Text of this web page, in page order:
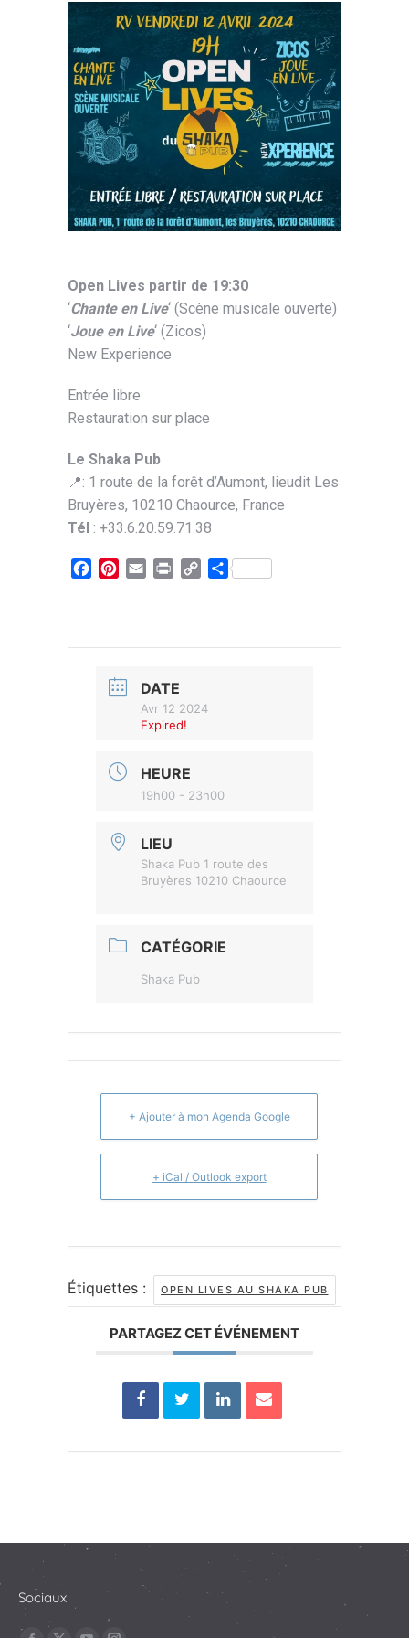
Open Lives partir de 19:30
‘Chante en Live‘ (Scène musicale ouverte)
‘Joue en Live‘ (Zicos)
New Experience
Entrée libre
Restauration sur place
Le Shaka Pub
📍: 1 route de la forêt d’Aumont, lieudit Les
Bruyères, 10210 Chaource, France
Tél : +33.6.20.59.71.38
Facebook
Pinterest
Email Print
CopyPartager
DATE
Avr 12 2024
Expired!
HEURE
19h00 - 23h00
LIEU
Shaka Pub 1 route des
Bruyères 10210 Chaource
CATÉGORIE
Shaka Pub
+ Ajouter à mon Agenda Google
+ iCal / Outlook export
Étiquettes : OPEN LIVES AU SHAKA PUB
PARTAGEZ CET ÉVÉNEMENT
Sociaux
Trouvez nous sur :